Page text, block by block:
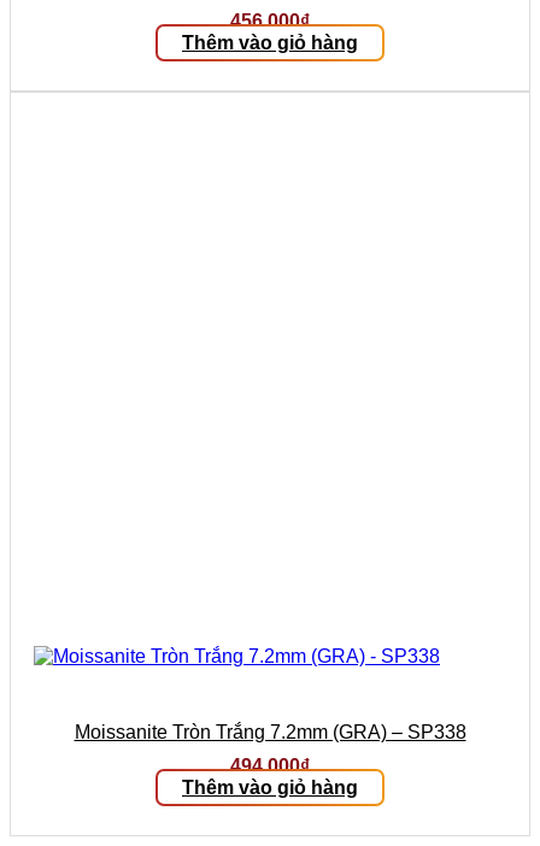
456.000₫
Thêm vào giỏ hàng
Moissanite Tròn Trắng 7.2mm (GRA) – SP338
494.000₫
Thêm vào giỏ hàng